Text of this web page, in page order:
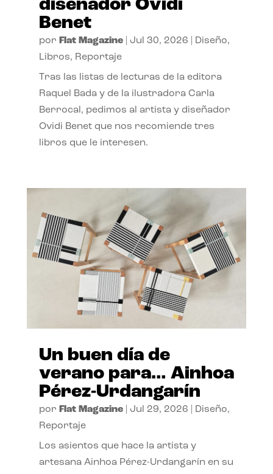
diseñador Ovidi
Benet
por Flat Magazine| Jul 30, 2026 Diseño,
Libros, Reportaje
Tras las listas de lecturas de la editora
Raquel Bada y de la ilustradora Carla
Berrocal, pedimos al artista y diseñador
Ovidi Benet que nos recomiende tres
libros que le interesen.
Un buen día de
verano para… Ainhoa
Pérez-Urdangarín
por Flat Magazine| Jul 29, 2026 Diseño,
Reportaje
Los asientos que hace la artista y
artesana Ainhoa Pérez-Urdangarín en su